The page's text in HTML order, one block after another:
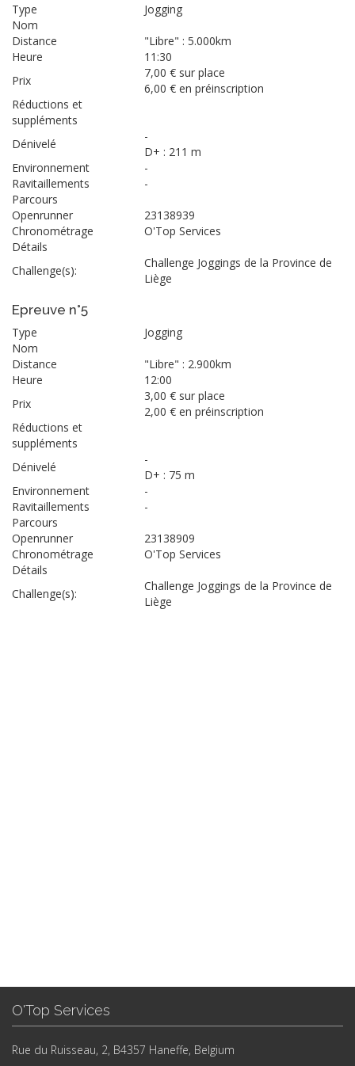
Type
Jogging
Nom
Distance
"Libre" : 5.000km
Heure
11:30
Prix
7,00 € sur place
6,00 € en préinscription
Réductions et
suppléments
Dénivelé
-
D+ : 211 m
Environnement
-
Ravitaillements
-
Parcours
Openrunner
23138939
Chronométrage
O'Top Services
Détails
Challenge(s):
Challenge Joggings de la Province de
Liège
Epreuve n°5
Type
Jogging
Nom
Distance
"Libre" : 2.900km
Heure
12:00
Prix
3,00 € sur place
2,00 € en préinscription
Réductions et
suppléments
Dénivelé
-
D+ : 75 m
Environnement
-
Ravitaillements
-
Parcours
Openrunner
23138909
Chronométrage
O'Top Services
Détails
Challenge(s):
Challenge Joggings de la Province de
Liège
O'Top Services
Rue du Ruisseau, 2, B4357 Haneffe, Belgium